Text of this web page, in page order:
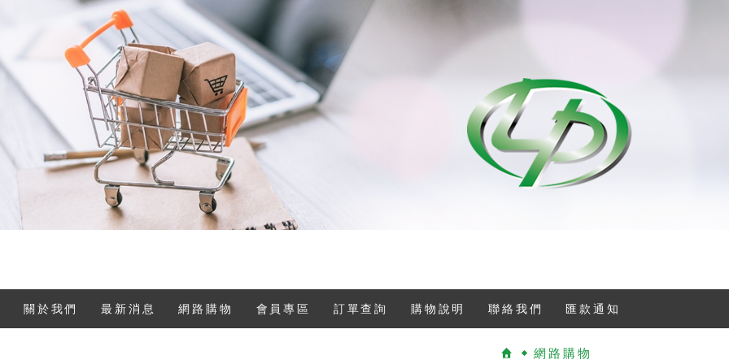
關於我們 最新消息 網路購物 會員專區 訂單查詢 購物說明 聯絡我們 匯款通知
網路購物